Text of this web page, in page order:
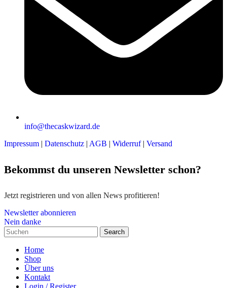
info@thecaskwizard.de
Impressum | Datenschutz | AGB | Widerruf| Versand
Bekommst du unseren Newsletter schon?
Jetzt registrieren und von allen News profitieren!
Newsletter abonnieren
Nein danke
Search
Home
Shop
Über uns
Kontakt